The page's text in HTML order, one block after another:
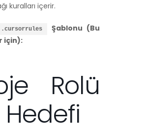
kuralları içerir.
.cursorrules
Şablonu (Bu
için):
Rolü